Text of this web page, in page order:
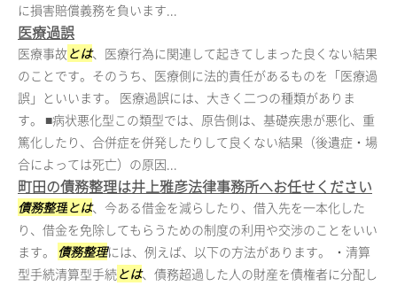
に損害賠償義務を負います...
医療過誤
医療事故とは、医療行為に関連して起きてしまった良くない結果
のことです。そのうち、医療側に法的責任があるものを「医療過
誤」といいます。 医療過誤には、大きく二つの種類がありま
す。 ■病状悪化型この類型では、原告側は、基礎疾患が悪化、重
篤化したり、合併症を併発したりして良くない結果（後遺症・場
合によっては死亡）の原因...
町田の債務整理は井上雅彦法律事務所へお任せください
債務整理とは、今ある借金を減らしたり、借入先を一本化した
り、借金を免除してもらうための制度の利用や交渉のことをいい
ます。 債務整理には、例えば、以下の方法があります。 ・清算
型手続清算型手続とは、債務超過した人の財産を債権者に分配し